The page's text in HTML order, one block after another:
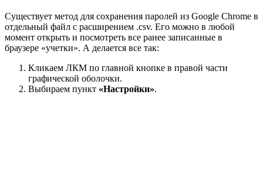
Существует метод для сохранения паролей из Google Chrome в
отдельный файл с расширением .csv. Его можно в любой
момент открыть и посмотреть все ранее записанные в
браузере «учетки». А делается все так:
Кликаем ЛКМ по главной кнопке в правой части
графической оболочки.
Выбираем пункт «Настройки».